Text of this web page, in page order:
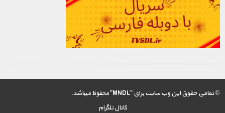
© تمامی حقوق این وب سایت برای "MNDL" محفوظ میباشد.
کانال تلگرام